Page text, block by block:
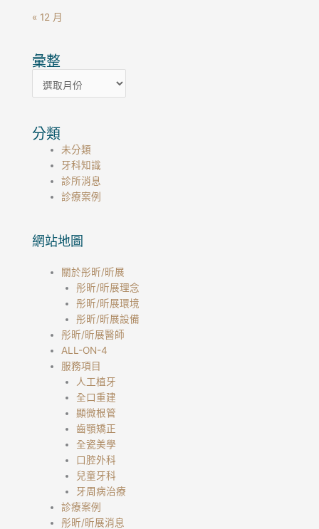
« 12 月
彙整
彙
分類
未分類
牙科知識
診所消息
診療案例
網站地圖
關於彤昕/昕展
彤昕/昕展理念
彤昕/昕展環境
彤昕/昕展設備
彤昕/昕展醫師
ALL-ON-4
服務項目
人工植牙
全口重建
顯微根管
齒顎矯正
全瓷美學
口腔外科
兒童牙科
牙周病治療
診療案例
彤昕/昕展消息